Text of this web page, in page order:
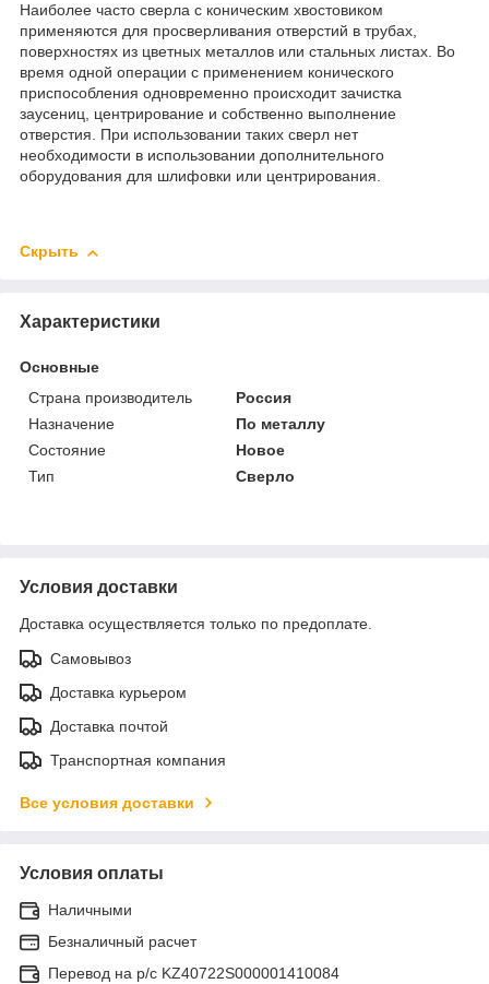
Наиболее часто сверла с коническим хвостовиком
применяются для просверливания отверстий в трубах,
поверхностях из цветных металлов или стальных листах. Во
время одной операции с применением конического
приспособления одновременно происходит зачистка
заусениц, центрирование и собственно выполнение
отверстия. При использовании таких сверл нет
необходимости в использовании дополнительного
оборудования для шлифовки или центрирования.
Скрыть
Характеристики
Основные
Страна производитель
Россия
Назначение
По металлу
Состояние
Новое
Тип
Сверло
Условия доставки
Доставка осуществляется только по предоплате.
Самовывоз
Доставка курьером
Доставка почтой
Транспортная компания
Все условия доставки
Условия оплаты
Наличными
Безналичный расчет
Перевод на р/с KZ40722S000001410084